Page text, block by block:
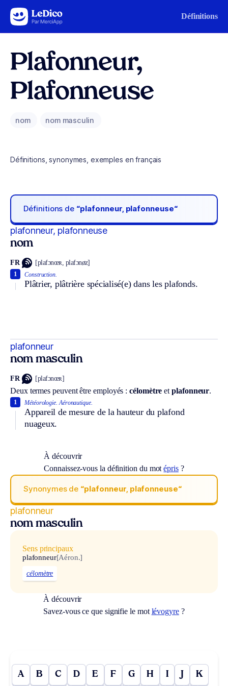
Aller au contenu Définitions
Plafonneur,
Plafonneuse
nom nom masculin
Définitions, synonymes, exemples en français
Définitions de “plafonneur, plafonneuse“
plafonneur, plafonneuse
nom
FR [plafɔnœʀ, plafɔnøz]
Construction.
Plâtrier, plâtrière spécialisé(e) dans les plafonds.
1
plafonneur
nom masculin
FR [plafɔnœʀ]
Deux termes peuvent être employés :célomètre etplafonneur.
Météorologie. Aéronautique.
Appareil de mesure de la hauteur du plafond
nuageux.
1
À découvrir
Connaissez-vous la définition du motépris?
Synonymes de “plafonneur, plafonneuse“
plafonneur
nom masculin
Sens principaux
plafonneur[Aéron.]
célomètre
À découvrir
Savez-vous ce que signifie le mot lévogyre?
A B C D E F G H I J K